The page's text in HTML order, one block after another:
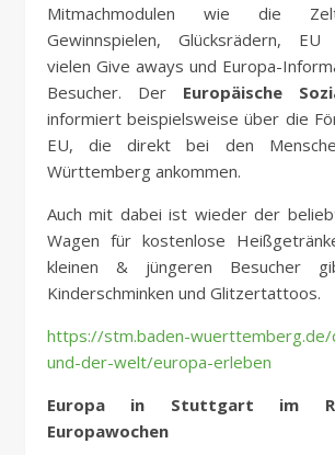
Mitmachmodulen wie die
Gewinnspielen, Glücksrädern, EU
vielen Give aways und Europa-
Besucher. Der Europäische
informiert beispielsweise über die
EU, die direkt bei den
Württemberg ankommen.
Auch mit dabei ist wieder der
Wagen für kostenlose
kleinen & jüngeren Besucher
Kinderschminken und Glitzertattoos.
https://stm.baden-
und-der-welt/europa-erleben
Europa in Stuttgart im
Europawochen